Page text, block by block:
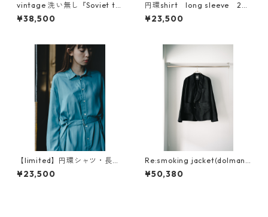
vintage 洗い無し『Soviet ta
nkers jacket』dead stock
¥38,500
円環shirt long sleeve 20
23新素材
¥23,500
【limited】円環シャツ・長
袖 crease care finishing
（イージーケア）
¥23,500
Re:smoking jacket(dolman
sleeve )
¥50,380